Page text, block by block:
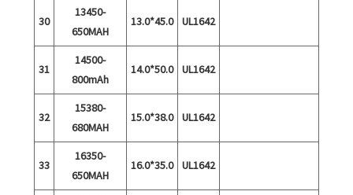
30
13450-
650MAH
13.0*45.0 UL1642
31
14500-
800mAh
14.0*50.0 UL1642
32
15380-
680MAH
15.0*38.0 UL1642
33
16350-
650MAH
16.0*35.0 UL1642